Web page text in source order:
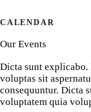
CALENDAR
Our Events
Dicta sunt explicabo.
voluptas sit
consequuntur. Dicta
voluptatem quia